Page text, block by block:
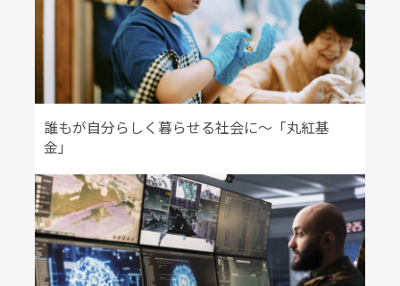
誰もが自分らしく暮らせる社会に～「丸紅基
金」